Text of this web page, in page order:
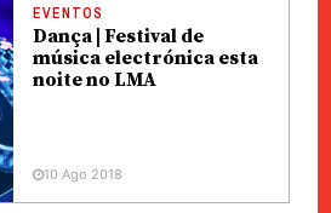
EVENTOS
Dança | Festival de
música electrónica esta
noite no LMA
10 Ago 2018